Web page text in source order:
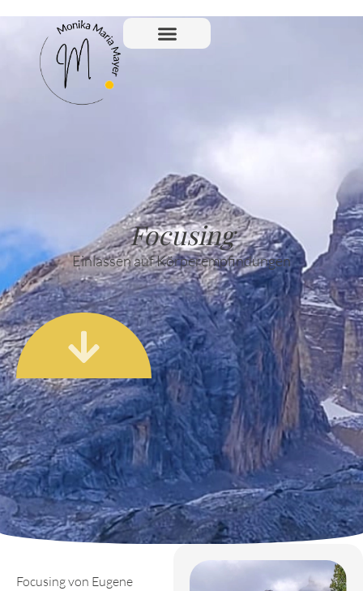
Focusing
Einlassen auf Körperempfindungen
Focusing von Eugene